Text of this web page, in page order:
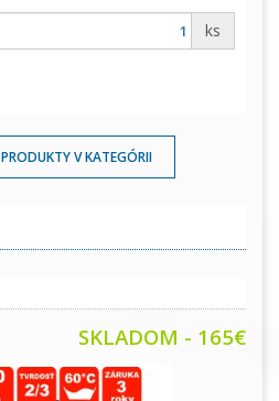
ks
PRODUKTY V KATEGÓRII
SKLADOM - 165€